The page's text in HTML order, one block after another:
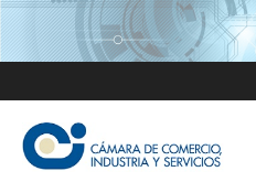
Skip